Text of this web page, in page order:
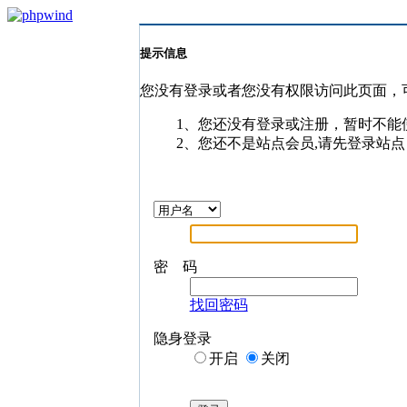
提示信息
您没有登录或者您没有权限访问此页面，
1、您还没有登录或注册，暂时不能
2、您还不是站点会员,请先登录站点
密 码
找回密码
隐身登录
开启
关闭